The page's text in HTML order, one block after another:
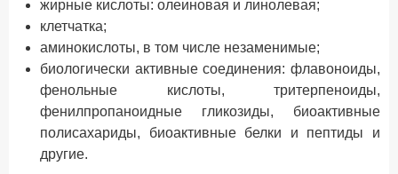
жирные кислоты: олеиновая и линолевая;
клетчатка;
аминокислоты, в том числе незаменимые;
биологически активные соединения: флавоноиды,
фенольные кислоты, тритерпеноиды,
фенилпропаноидные гликозиды, биоактивные
полисахариды, биоактивные белки и пептиды и
другие.